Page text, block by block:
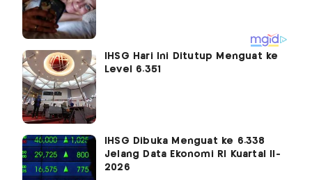
IHSG Hari Ini Ditutup Menguat ke
Level 6.351
IHSG Dibuka Menguat ke 6.338
Jelang Data Ekonomi RI Kuartal II-
2026